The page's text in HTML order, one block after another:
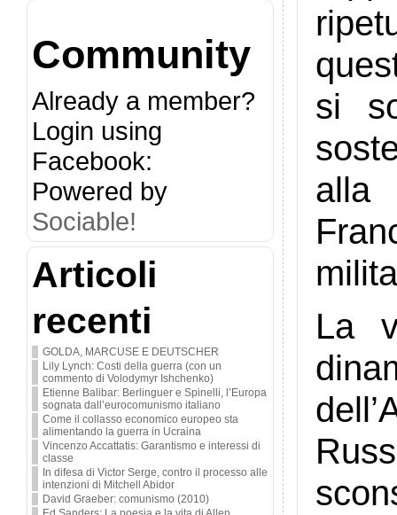
Community
Already a member?
Login using
Facebook:
Powered by
Sociable!
Articoli
recenti
GOLDA, MARCUSE E DEUTSCHER
Lily Lynch: Costi della guerra (con un
commento di Volodymyr Ishchenko)
Etienne Balibar: Berlinguer e Spinelli, l’Europa
sognata dall’eurocomunismo italiano
Come il collasso economico europeo sta
alimentando la guerra in Ucraina
Vincenzo Accattatis: Garantismo e interessi di
classe
In difesa di Victor Serge, contro il processo alle
intenzioni di Mitchell Abidor
David Graeber: comunismo (2010)
si
alla
La